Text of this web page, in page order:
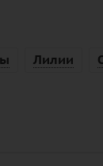
Лилии